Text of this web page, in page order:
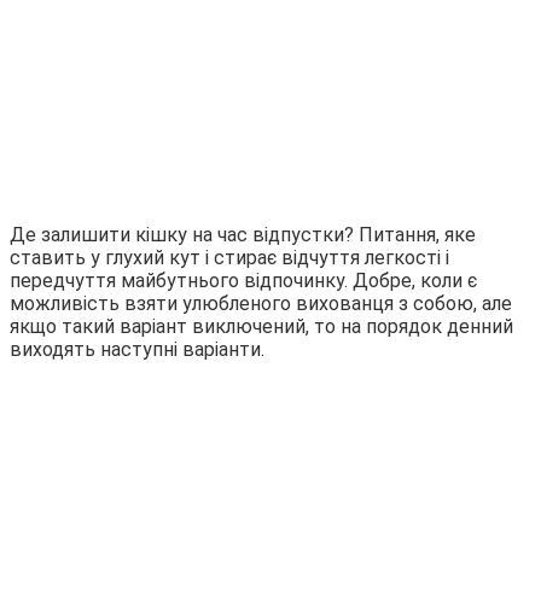
Де залишити кішку на час відпустки? Питання, яке
ставить у глухий кут і стирає відчуття легкості і
передчуття майбутнього відпочинку. Добре, коли є
можливість взяти улюбленого вихованця з собою, але
якщо такий варіант виключений, то на порядок денний
виходять наступні варіанти.